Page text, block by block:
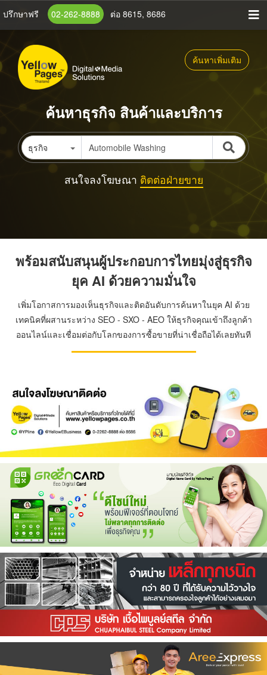
ข้าม
เนื้อหา
หลัก
ปรึกษาฟรี 02-262-8888 ต่อ 8615, 8686
ค้นหาเพิ่มเติม
ค้นหาธุรกิจ สินค้าและบริการ
ธุรกิจ
สนใจลงโฆษณา ติดต่อฝ่ายขาย
พร้อมสนับสนุนผู้ประกอบการไทยมุ่งสู่ธุรกิจ
ยุค AI ด้วยความมั่นใจ
เพิ่มโอกาสการมองเห็นธุรกิจและติดอันดับการค้นหาในยุค AI ด้วย
เทคนิคที่ผสานระหว่าง SEO - SXO - AEO ให้ธุรกิจคุณเข้าถึงลูกค้า
ออนไลน์และเชื่อมต่อกับโลกของการซื้อขายที่น่าเชื่อถือได้เลยทันที